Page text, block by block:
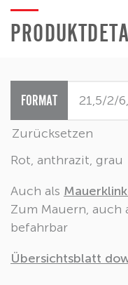
FORMAT
Zurücksetzen
Rot, anthrazit, grau
Auch als
Zum Mauern, auch
befahrbar
Übersichtsblatt